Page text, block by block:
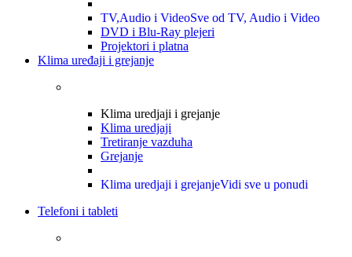
TV,Audio i VideoSve od TV, Audio i Video
DVD i Blu-Ray plejeri
Projektori i platna
Klima uređaji i grejanje
Klima uredjaji i grejanje
Klima uredjaji
Tretiranje vazduha
Grejanje
Klima uredjaji i grejanjeVidi sve u ponudi
Telefoni i tableti